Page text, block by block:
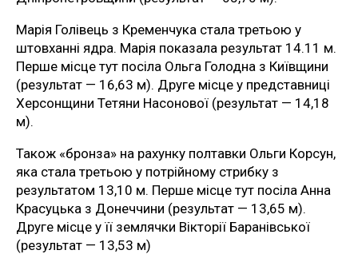
Марія Голівець з Кременчука стала третьою у
штовханні ядра. Марія показала результат 14.11 м.
Перше місце тут посіла Ольга Голодна з Київщини
(результат — 16,63 м). Друге місце у представниці
Херсонщини Тетяни Насонової (результат — 14,18
м).
Також «бронза» на рахунку полтавки Ольги Корсун,
яка стала третьою у потрійному стрибку з
результатом 13,10 м. Перше місце тут посіла Анна
Красуцька з Донеччини (результат — 13,65 м).
Друге місце у її землячки Вікторії Баранівської
(результат — 13,53 м)